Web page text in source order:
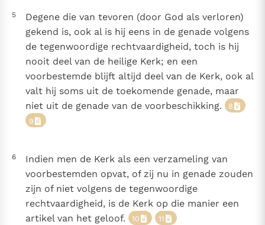
en is volledig afhankelijk van donaties.
Ik help mee!
5
Degene die van tevoren (door God als verloren)
gekend is, ook al is hij eens in de genade volgens
de tegenwoordige rechtvaardigheid, toch is hij
nooit deel van de heilige Kerk; en een
voorbestemde blijft altijd deel van de Kerk, ook al
valt hij soms uit de toekomende genade, maar
niet uit de genade van de voorbeschikking.
8
9
6
Indien men de Kerk als een verzameling van
voorbestemden opvat, of zij nu in genade zouden
zijn of niet volgens de tegenwoordige
rechtvaardigheid, is de Kerk op die manier een
artikel van het geloof.
10 11